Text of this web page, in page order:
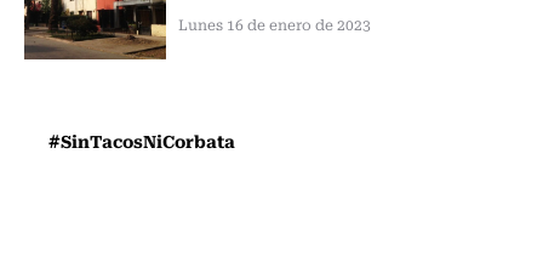
Lunes 16 de enero de 2023
#SinTacosNiCorbata